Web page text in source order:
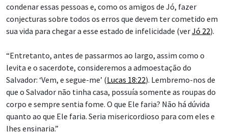
condenar essas pessoas e, como os amigos de Jó, fazer
conjecturas sobre todos os erros que devem ter cometido em
sua vida para chegar a esse estado de infelicidade (verJó 22).
“Entretanto, antes de passarmos ao largo, assim como o
levita e o sacerdote, consideremos a admoestação do
Salvador: ‘Vem, e segue-me’ (Lucas 18:22). Lembremo-nos de
que o Salvador não tinha casa, possuía somente as roupas do
corpo e sempre sentia fome. O que Ele faria? Não há dúvida
quanto ao que Ele faria. Seria misericordioso para com eles e
lhes ensinaria.”